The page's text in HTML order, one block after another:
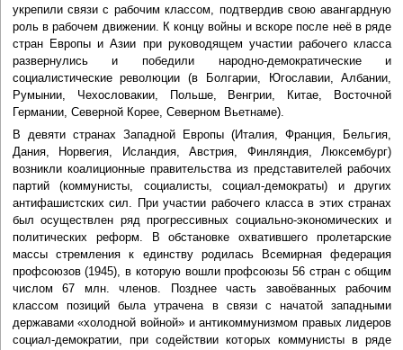
укрепили связи с рабочим классом, подтвердив свою авангардную
роль в рабочем движении. К концу войны и вскоре после неё в ряде
стран Европы и Азии при руководящем участии рабочего класса
развернулись и победили народно-демократические и
социалистические революции (в Болгарии, Югославии, Албании,
Румынии, Чехословакии, Польше, Венгрии, Китае, Восточной
Германии, Северной Корее, Северном Вьетнаме).
В девяти странах Западной Европы (Италия, Франция, Бельгия,
Дания, Норвегия, Исландия, Австрия, Финляндия, Люксембург)
возникли коалиционные правительства из представителей рабочих
партий (коммунисты, социалисты, социал-демократы) и других
антифашистских сил. При участии рабочего класса в этих странах
был осуществлен ряд прогрессивных социально-экономических и
политических реформ. В обстановке охватившего пролетарские
массы стремления к единству родилась Всемирная федерация
профсоюзов (1945), в которую вошли профсоюзы 56 стран с общим
числом 67 млн. членов. Позднее часть завоёванных рабочим
классом позиций была утрачена в связи с начатой западными
державами «холодной войной» и антикоммунизмом правых лидеров
социал-демократии, при содействии которых коммунисты в ряде